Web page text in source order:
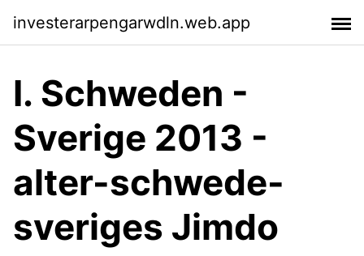
investerarpengarwdln.web.app
I. Schweden -
Sverige 2013 -
alter-schwede-
sveriges Jimdo